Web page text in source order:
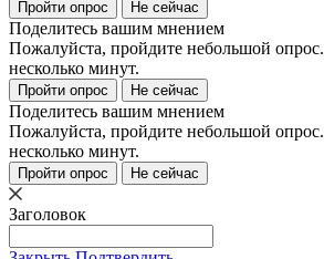
Пройти опрос Не сейчас
Поделитесь вашим мнением
Пожалуйста, пройдите небольшой
несколько минут.
Пройти опрос Не сейчас
Поделитесь вашим мнением
Пожалуйста, пройдите небольшой
несколько минут.
Пройти опрос Не сейчас
Заголовок